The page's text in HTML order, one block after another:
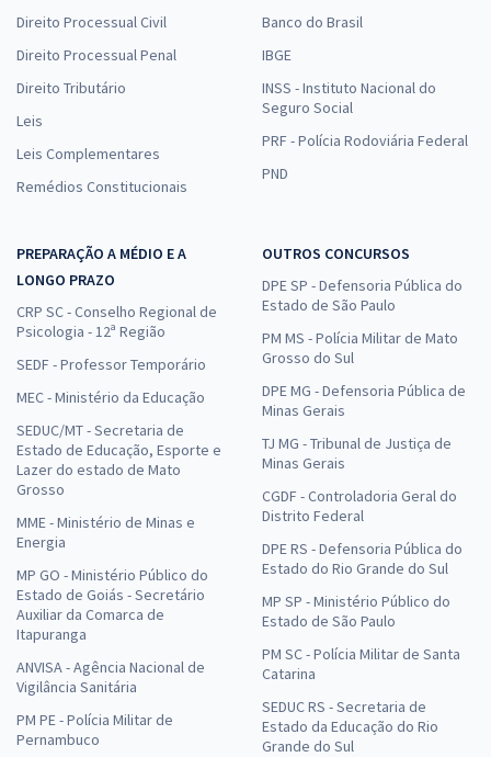
Direito Processual Civil
Direito Processual Penal
Direito Tributário
Leis
Leis Complementares
Remédios Constitucionais
Banco do Brasil
IBGE
INSS - Instituto Nacional do
Seguro Social
PRF - Polícia Rodoviária Federal
PND
PREPARAÇÃO A MÉDIO E A
LONGO PRAZO
CRP SC - Conselho Regional de
Psicologia - 12ª Região
SEDF - Professor Temporário
MEC - Ministério da Educação
SEDUC/MT - Secretaria de
Estado de Educação, Esporte e
Lazer do estado de Mato
Grosso
MME - Ministério de Minas e
Energia
MP GO - Ministério Público do
Estado de Goiás - Secretário
Auxiliar da Comarca de
Itapuranga
ANVISA - Agência Nacional de
Vigilância Sanitária
PM PE - Polícia Militar de
Pernambuco
OUTROS CONCURSOS
DPE SP - Defensoria Pública do
Estado de São Paulo
PM MS - Polícia Militar de Mato
Grosso do Sul
DPE MG - Defensoria Pública de
Minas Gerais
TJ MG - Tribunal de Justiça de
Minas Gerais
CGDF - Controladoria Geral do
Distrito Federal
DPE RS - Defensoria Pública do
Estado do Rio Grande do Sul
MP SP - Ministério Público do
Estado de São Paulo
PM SC - Polícia Militar de Santa
Catarina
SEDUC RS - Secretaria de
Estado da Educação do Rio
Grande do Sul